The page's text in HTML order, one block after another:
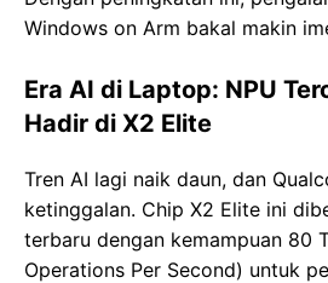
Windows on Arm bakal makin
Era AI di Laptop: NPU
Hadir di X2 Elite
Tren AI lagi naik daun, dan
ketinggalan. Chip X2 Elite ini
terbaru dengan kemampuan 80
Operations Per Second) untuk